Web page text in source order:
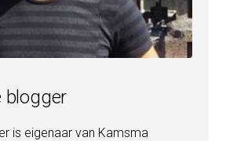
blogger
is eigenaar van Kamsma